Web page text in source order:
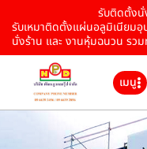
รับติดตั้งนั่
รับเหมาติดตั้งแผ่นอลูมิเนียมอุ
นั่งร้าน และ งานหุ้มฉนวน ร
เมนู